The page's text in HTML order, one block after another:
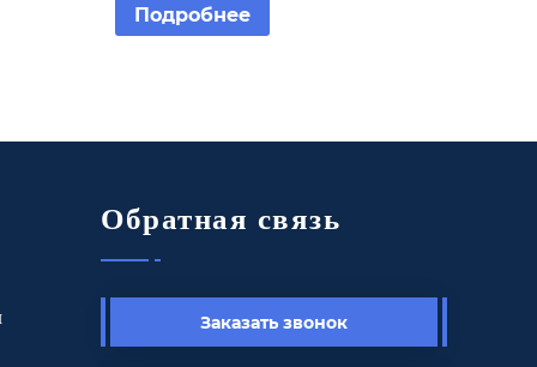
Подробнее
Обратная связь
Заказать звонок